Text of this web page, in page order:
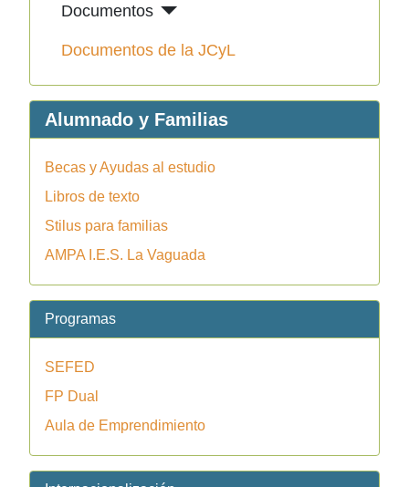
Documentos
Documentos de la JCyL
Alumnado y Familias
Becas y Ayudas al estudio
Libros de texto
Stilus para familias
AMPA I.E.S. La Vaguada
Programas
SEFED
FP Dual
Aula de Emprendimiento